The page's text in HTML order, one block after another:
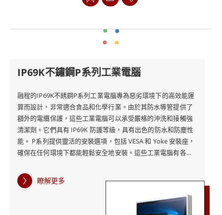
有針對各種工業應用量身定制的多種安裝選項。這種多功
能性可確保無縫整合到現有系統中，無論是壁掛式、面板
由高性能處理器提供支持，可在要求嚴格的工業環境中實
現高效運行，並由強大的組件和軟體提供支持，實現卓越
的可靠性和耐用性。
總而言之，融程的不鏽鋼系列工業電腦為食品、飲料和製
藥行業的工業環境提供了強大的解決方案。憑藉靈活的安
裝選項、高性能處理器和時尚的不鏽鋼設計，這些工業電
腦可確保可靠的操作、耐用性和易於維護。它們配備先進
的功能並符合行業標準，提供安全高效的解決方案，滿足
IP69K不鏽鋼P系列工業電腦
融程的IP69K不銹鋼P系列工業電腦專為惡劣環境下的高效能運
算而設計，非常適合食品和化學行業。由於其防水導管提供了
額外的電纜保護，這些工業電腦可以承受嚴格的沖洗和接觸強
清潔劑。它們具有 IP69K 防護等級，具有出色的防水和防塵性
能。 P系列提供靈活的安裝選項，包括 VESA 和 Yoke 安裝座，
確保在任何環境下都能輕鬆安全地安裝。這些工業電腦有各種
在 Windows 10 IoT Enterprise 上運行，提供卓越的性能和可
靠性。 投射電容式觸控技術、防眩光處理和直接光學貼合等先
進功能可提高觸控精度和可視性，使這些顯示器非常適合戶外
或惡劣環境。儘管結構堅固，P系列工業電腦仍具有時尚、現代
瞭解更多